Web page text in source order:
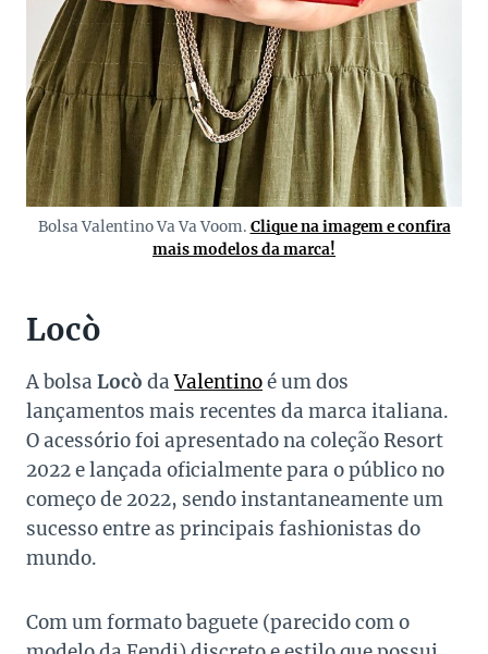
Bolsa Valentino Va Va Voom. Clique na imagem e confira
mais modelos da marca!
Locò
A bolsa Locò daValentinoé um dos
lançamentos mais recentes da marca italiana.
O acessório foi apresentado na coleção Resort
2022 e lançada oficialmente para o público no
começo de 2022, sendo instantaneamente um
sucesso entre as principais fashionistas do
mundo.
Com um formato baguete (parecido com o